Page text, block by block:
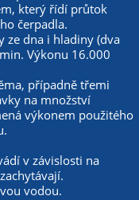
který řídí průtok
čerpadla.
ze dna i hladiny (dva
Výkonu 16.000
případně třemi
na množství
výkonem použitého
v závislosti na
vodou.